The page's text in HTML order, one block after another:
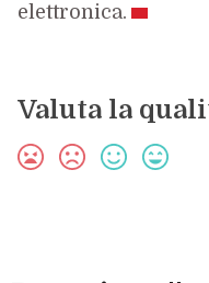
elettronica.
Valuta la